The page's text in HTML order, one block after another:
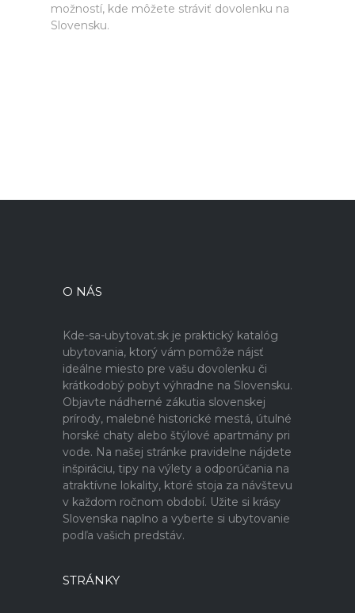
možností, kde môžete stráviť dovolenku na
Slovensku.
O NÁS
Kde-sa-ubytovat.sk je praktický katalóg
ubytovania, ktorý vám pomôže nájsť
ideálne miesto pre vašu dovolenku či
krátkodobý pobyt výhradne na Slovensku.
Objavte nádherné zákutia slovenskej
prírody, malebné historické mestá, útulné
horské chaty alebo štýlové apartmány pri
vode. Na našej stránke pravidelne nájdete
inšpiráciu, tipy na výlety a odporúčania na
atraktívne lokality, ktoré stoja za návštevu
v každom ročnom období. Užite si krásy
Slovenska naplno a vyberte si ubytovanie
podľa vašich predstáv.
STRÁNKY